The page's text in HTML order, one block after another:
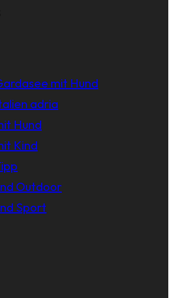
mit Hund
adria
Hund
Kind
Outdoor
Sport